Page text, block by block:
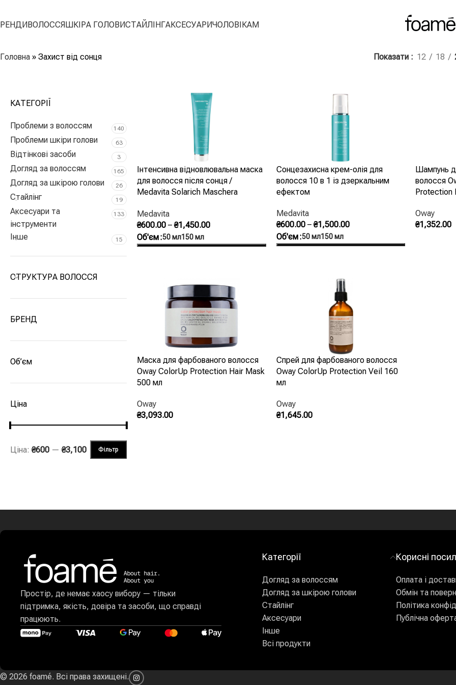
ВОЛОССЯ ШКІРА ГОЛОВИСТАЙЛІНГАКСЕСУАРИЧОЛОВІКАМ
Головна » Захист від сонця Показати 12 18
КАТЕГОРІЇ
Проблеми з волоссям 140
Проблеми шкіри голови 63
Відтінкові засоби 3
Догляд за волоссям 165
Догляд за шкірою голови 26
Стайлінг 19
Аксесуари та
інструменти
133
Інше 15
СТРУКТУРА ВОЛОССЯ
БРЕНД
Об’єм
Ціна
Фільтр
Ціна: ₴600 — ₴3,100
Інтенсивна відновлювальна маска
для волосся після сонця /
Medavita Solarich Maschera
Medavita
₴600.00 – ₴1,450.00
Об'єм 50 мл150 мл
Сонцезахисна крем-олія для
волосся 10 в 1 із дзеркальним
ефектом
Medavita
₴600.00 – ₴1,500.00
Об'єм 50 мл150 мл
Шампунь
волосся
Protection
Oway
₴1,352.00
Маска для фарбованого волосся
Oway ColorUp Protection Hair Mask
500 мл
Oway
₴3,093.00
Спрей для фарбованого волосся
Oway ColorUp Protection Veil 160
мл
Oway
₴1,645.00
Простір, де немає хаосу вибору — тільки
підтримка, якість, довіра та засоби, що справді
працюють.
Категорії
Догляд за волоссям
Догляд за шкірою голови
Стайлінг
Аксесуари
Інше
Всі продукти
Корисні
Оплата і
Обмін та
Політика
Публічна
© 2026 foamé. Всі права захищені.